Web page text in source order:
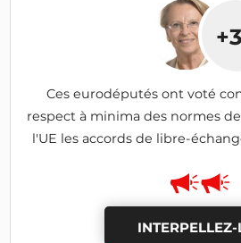
Ces eurodéputés ont voté
respect à minima des normes
l'UE les accords de libre-
INTERPELLEZ-